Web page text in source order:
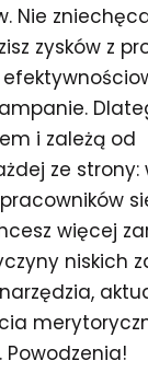
Nie
zysków z
i zależą od
ze strony:
więcej
niskich